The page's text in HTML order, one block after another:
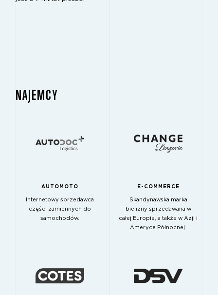
NAJEMCY
AUTOMOTO
Internetowy sprzedawca
części zamiennych do
samochodów.
E-COMMERCE
Skandynawska marka
bielizny sprzedawana w
całej Europie, a także w Azji i
Ameryce Północnej.